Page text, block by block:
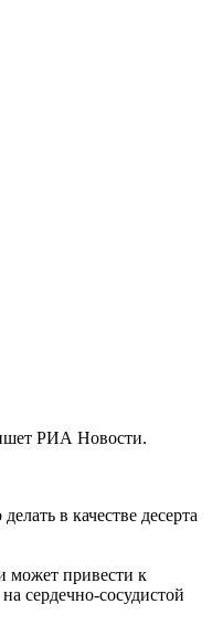
РИА Новости.
в качестве десерта
может привести к
сердечно-сосудистой